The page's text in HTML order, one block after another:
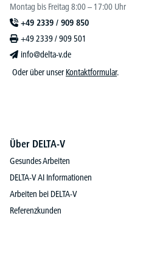
Montag bis Freitag 8:00 – 17:00 Uhr
+49 2339 / 909 850
+49 2339 / 909 501
info@delta-v.de
Oder über unser Kontaktformular.
Über DELTA-V
Gesundes Arbeiten
DELTA-V AI Informationen
Arbeiten bei DELTA-V
Referenzkunden